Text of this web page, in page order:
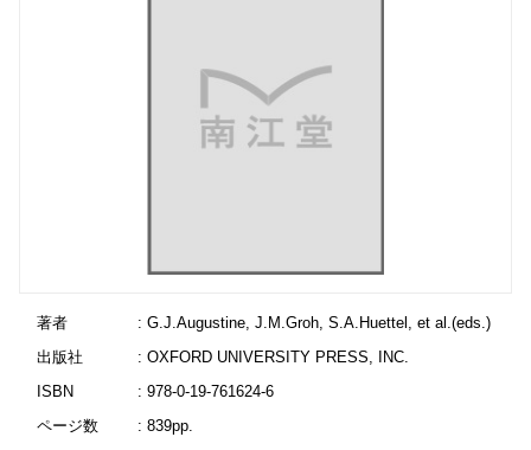
著者
: G.J.Augustine, J.M.Groh, S.A.Huettel, et al.(eds.)
出版社
: OXFORD UNIVERSITY PRESS, INC.
ISBN
: 978-0-19-761624-6
ページ数
: 839pp.